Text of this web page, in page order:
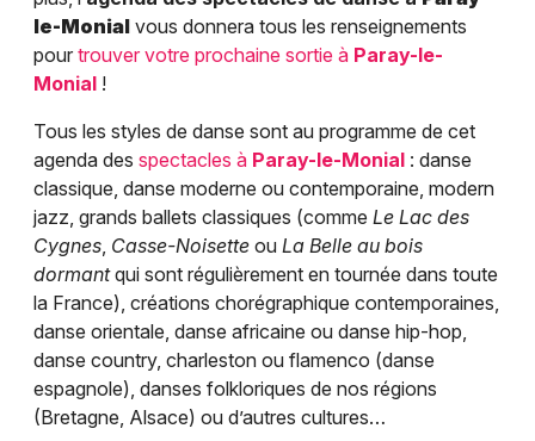
le-Monial vous donnera tous les renseignements
pour trouver votre prochaine sortie à Paray-le-
Monial !
Tous les styles de danse sont au programme de cet
agenda des spectacles à Paray-le-Monial : danse
classique, danse moderne ou contemporaine, modern
jazz, grands ballets classiques (comme Le Lac des
Cygnes, Casse-Noisette ou La Belle au bois
dormantqui sont régulièrement en tournée dans toute
la France), créations chorégraphique contemporaines,
danse orientale, danse africaine ou danse hip-hop,
danse country, charleston ou flamenco (danse
espagnole), danses folkloriques de nos régions
(Bretagne, Alsace) ou d’autres cultures…